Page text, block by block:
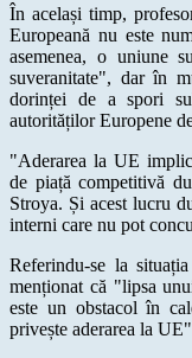
În același timp,
Europeană nu este
asemenea, o uniune
suveranitate", dar în
dorinței de a spori
autorităților Europene
"Aderarea la UE
de piață competitivă
Stroya. Și acest lucru
interni care nu pot
Referindu-se la
menționat că "lipsa
este un obstacol în
privește aderarea la